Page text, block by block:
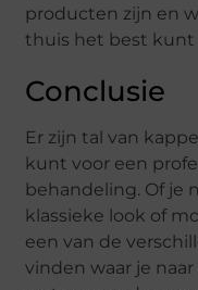
producten zijn en
thuis het best kunt
Conclusie
Er zijn tal van
kunt voor een
behandeling. Of je
klassieke look of
een van de
vinden waar je